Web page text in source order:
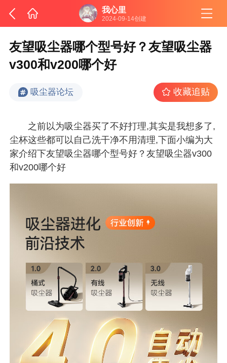
我心里
2024-09-14创建
友望吸尘器哪个型号好？友望吸尘器
v300和v200哪个好
吸尘器论坛 收藏追贴
之前以为吸尘器买了不好打理,其实是我想多了,
尘杯这些都可以自己洗干净不用清理,下面小编为大
家介绍下友望吸尘器哪个型号好？友望吸尘器v300
和v200哪个好